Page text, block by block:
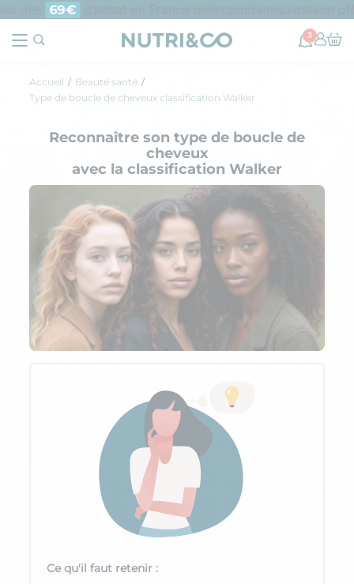
69€ d’achat en France métropolitaine
3
Accueil
Beauté santé
Type de boucle de cheveux classification Walker
Reconnaître son type de boucle de
cheveux
avec la classification Walker
Ce qu'il faut retenir :